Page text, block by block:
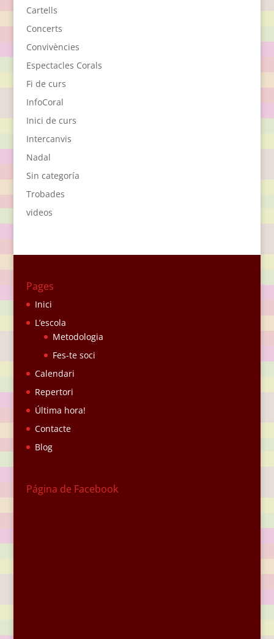
Cartells
Concerts
Convivències
Espectacles Corals
Fi de curs
InfoCoral
Inici de curs
Intercanvis
Nadal
Sin categoría
Trobades
videos
Pages
Inici
L’escola
Metodologia
Fes-te soci
Calendari
Repertori
Última hora!
Contacte
Blog
Página de Facebook